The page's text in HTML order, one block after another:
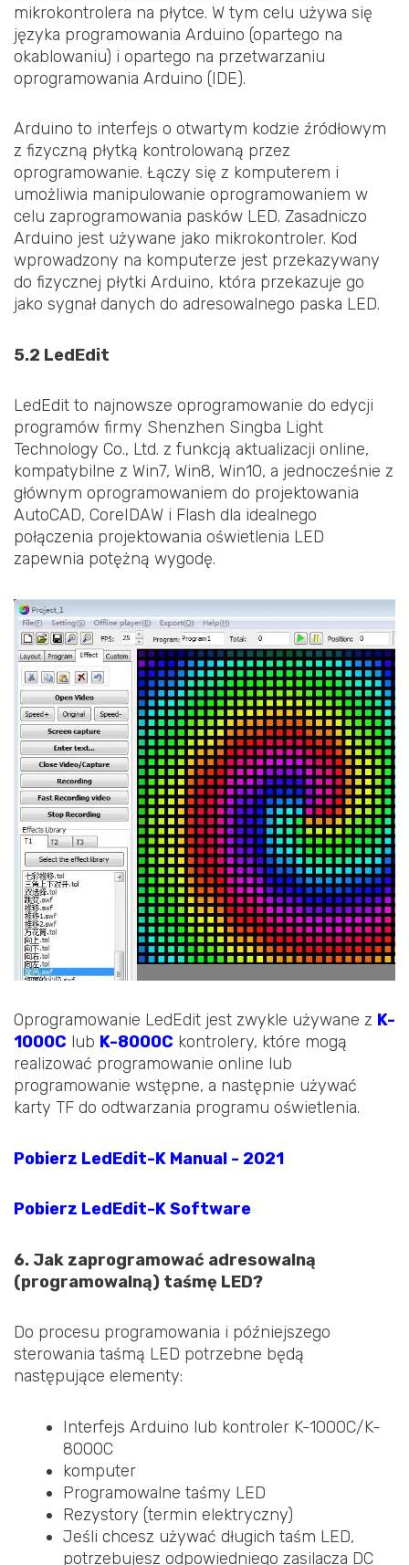
mikrokontrolera na płytce. W tym celu używa się
języka programowania Arduino (opartego na
okablowaniu) i opartego na przetwarzaniu
oprogramowania Arduino (IDE).
Arduino to interfejs o otwartym kodzie źródłowym
z fizyczną płytką kontrolowaną przez
oprogramowanie. Łączy się z komputerem i
umożliwia manipulowanie oprogramowaniem w
celu zaprogramowania pasków LED. Zasadniczo
Arduino jest używane jako mikrokontroler. Kod
wprowadzony na komputerze jest przekazywany
do fizycznej płytki Arduino, która przekazuje go
jako sygnał danych do adresowalnego paska LED.
5.2 LedEdit
LedEdit to najnowsze oprogramowanie do edycji
programów firmy Shenzhen Singba Light
Technology Co., Ltd. z funkcją aktualizacji online,
kompatybilne z Win7, Win8, Win10, a jednocześnie z
głównym oprogramowaniem do projektowania
AutoCAD, CoreIDAW i Flash dla idealnego
połączenia projektowania oświetlenia LED
zapewnia potężną wygodę.
Oprogramowanie LedEdit jest zwykle używane z K-
1000C lub K-8000C kontrolery, które mogą
realizować programowanie online lub
programowanie wstępne, a następnie używać
karty TF do odtwarzania programu oświetlenia.
Pobierz LedEdit-K Manual - 2021
Pobierz LedEdit-K Software
6. Jak zaprogramować adresowalną
(programowalną) taśmę LED?
Do procesu programowania i późniejszego
sterowania taśmą LED potrzebne będą
następujące elementy:
Interfejs Arduino lub kontroler K-1000C/K-
8000C
komputer
Programowalne taśmy LED
Rezystory (termin elektryczny)
Jeśli chcesz używać długich taśm LED,
potrzebujesz odpowiedniego zasilacza DC